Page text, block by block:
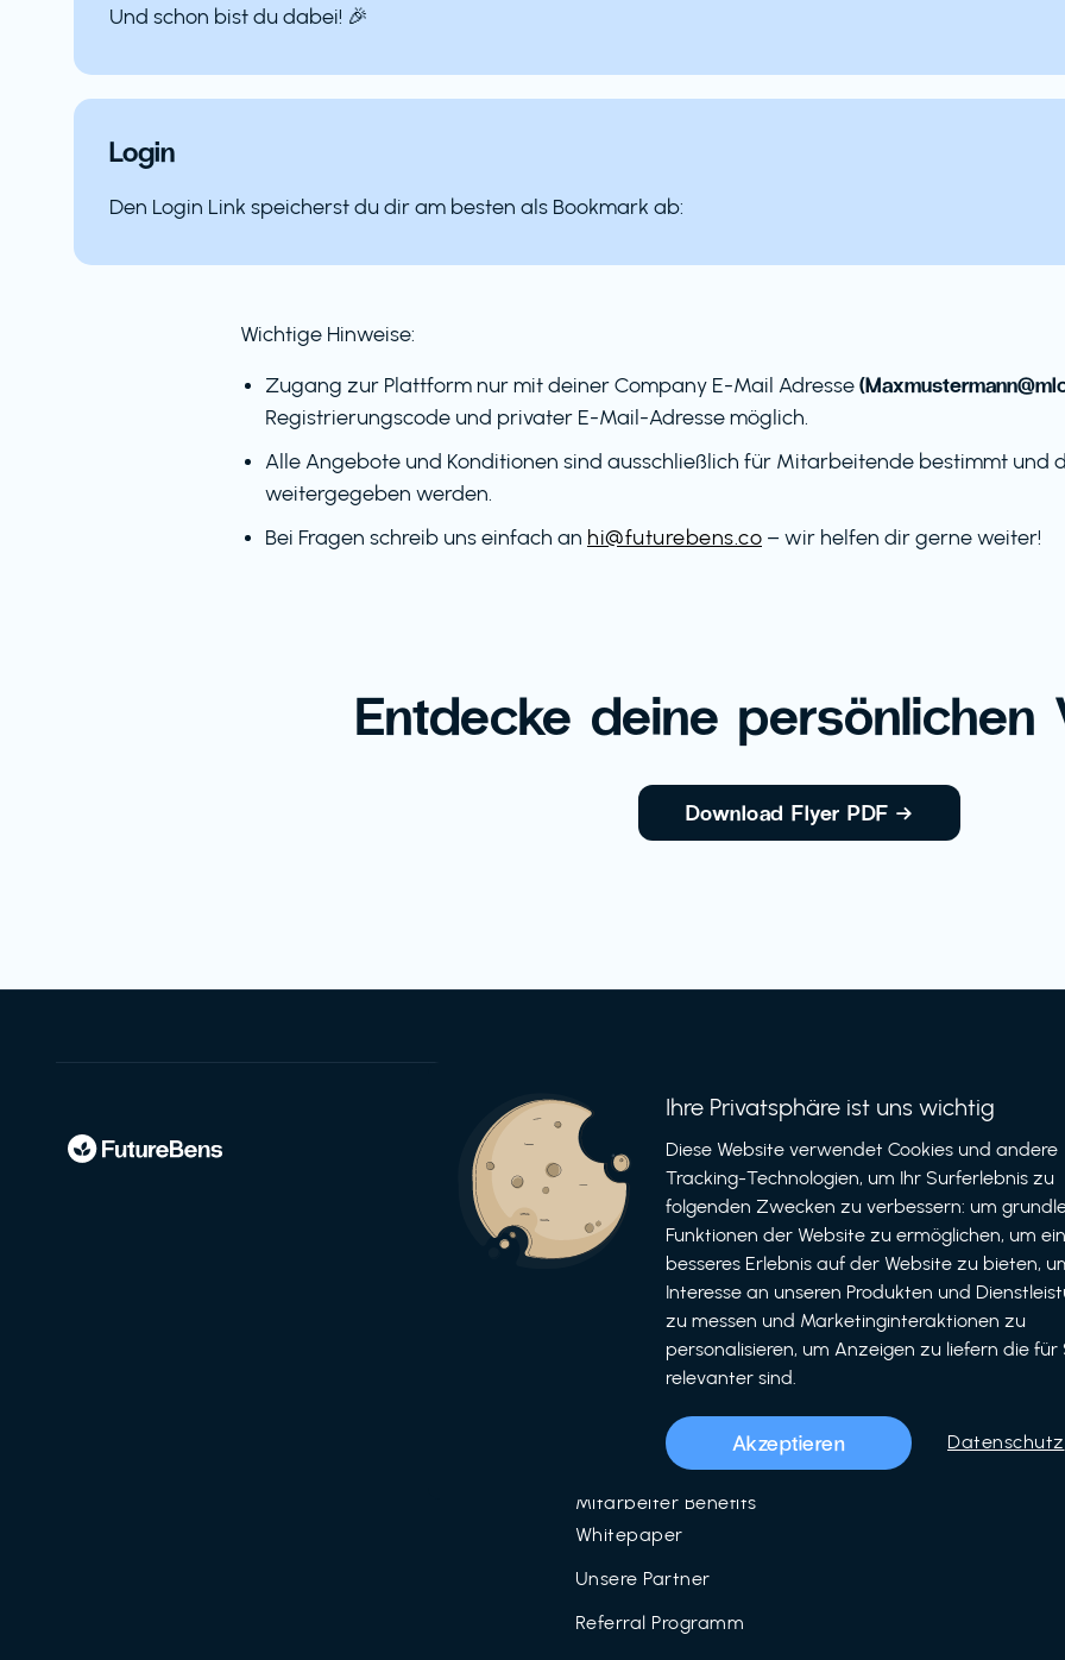
Und schon bist du dabei! 🎉
Login
Den Login Link speicherst du dir am besten als Bookmark ab:
Wichtige Hinweise:
Zugang zur Plattform nur mit deiner Company E-Mail Adresse
Registrierungscode und privater E-Mail-Adresse möglich.
Alle Angebote und Konditionen sind ausschließlich für Mitarbeitende bestimmt und
weitergegeben werden.
Bei Fragen schreib uns einfach an hi@futurebens.co – wir helfen dir gerne weiter!
Entdecke deine persönlichen
Download Flyer PDF →
Informationen
Für Unternehmen
Für Partner
Unser Team
Mitarbeiter Benefits
Mitarbeiter Benefits
Whitepaper
Unsere Partner
Referral Programm
Bewerben
als Unternehmen
Ihre Privatsphäre ist uns wichtig
Diese Website verwendet Cookies und andere
Tracking-Technologien, um Ihr Surferlebnis zu
folgenden Zwecken zu verbessern: um
Funktionen der Website zu ermöglichen, um ein
besseres Erlebnis auf der Website zu bieten,
Interesse an unseren Produkten und
zu messen und Marketinginteraktionen zu
personalisieren, um Anzeigen zu liefern die für
relevanter sind.
Akzeptieren Datenschutz